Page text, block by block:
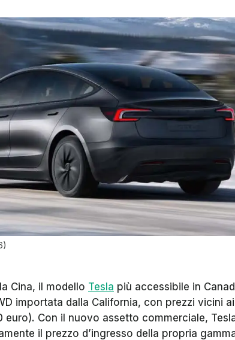
Cina, il modello Tesla più accessibile in
importata dalla California, con prezzi vicini
euro). Con il nuovo assetto commerciale,
il prezzo d’ingresso della propria